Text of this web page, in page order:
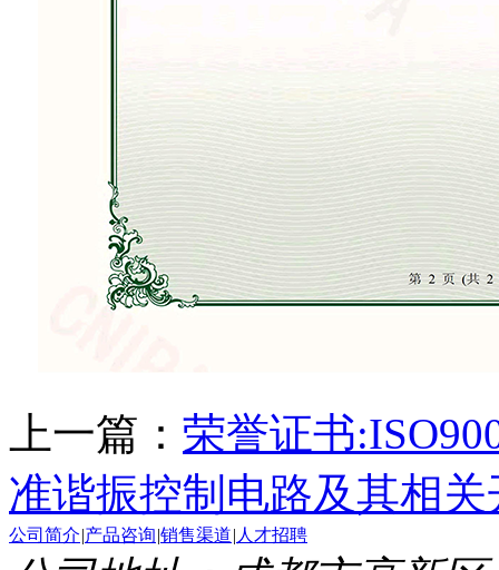
上一篇： 荣誉证书
准谐振控制电路及其相
公司简介|产品咨询|销售渠道| 人才招聘